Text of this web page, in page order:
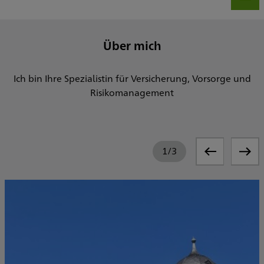
Über mich
Ich bin Ihre Spezialistin für Versicherung, Vorsorge und
Risikomanagement
1/3